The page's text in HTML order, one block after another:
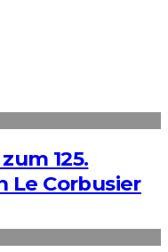
125.
Le Corbusier